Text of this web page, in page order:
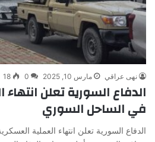
نهى عراقي مارس 10, 2025 0
18
الدفاع السورية تعلن
في الساحل السوري
الدفاع السورية تعلن انتهاء العملية